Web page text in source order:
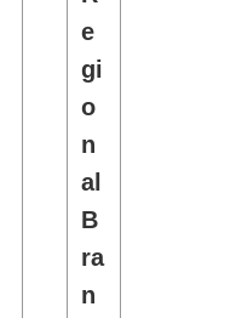
e
gi
o
n
al
B
ra
n